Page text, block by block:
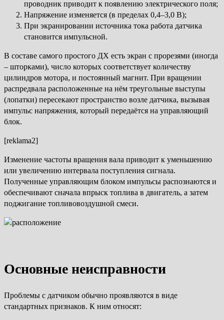
проводник приводит к появлению электрического поля;
Напряжение изменяется (в пределах 0,4–3,0 В);
При экранировании источника тока работа датчика
становится импульсной.
В составе самого простого ДХ есть экран с прорезями (иногда
– шторками), число которых соответствует количеству
цилиндров мотора, и постоянный магнит. При вращении
распредвала расположенные на нём треугольные выступы
(лопатки) пересекают пространство возле датчика, вызывая
импульс напряжения, который передаётся на управляющий
блок.
[reklama2]
Изменение частоты вращения вала приводит к уменьшению
или увеличению интервала поступления сигнала.
Полученные управляющим блоком импульсы распознаются и
обеспечивают сначала впрыск топлива в двигатель, а затем
поджигание топливовоздушной смеси.
Основные неисправности
Проблемы с датчиком обычно проявляются в виде
стандартных признаков. К ним относят: